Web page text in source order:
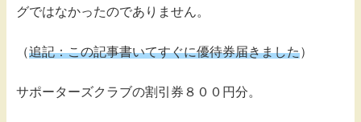
グではなかったのでありません。
（追記：この記事書いてすぐに優待券届きました）
サポーターズクラブの割引券８００円分。